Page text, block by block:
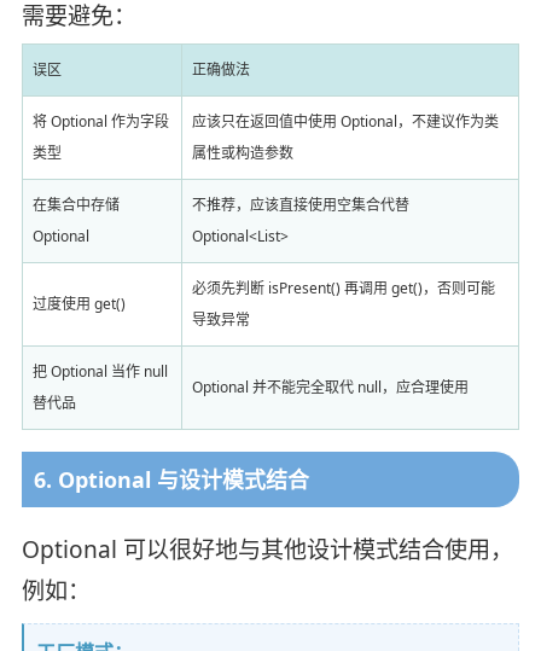
需要避免：
误区 正确做法
将 Optional 作为字段
类型
应该只在返回值中使用 Optional，不建议作为类
属性或构造参数
在集合中存储
Optional
不推荐，应该直接使用空集合代替
Optional<List>
过度使用 get()
必须先判断 isPresent() 再调用 get()，否则可能
导致异常
把 Optional 当作 null
替代品
Optional 并不能完全取代 null，应合理使用
6. Optional 与设计模式结合
Optional 可以很好地与其他设计模式结合使用，
例如：